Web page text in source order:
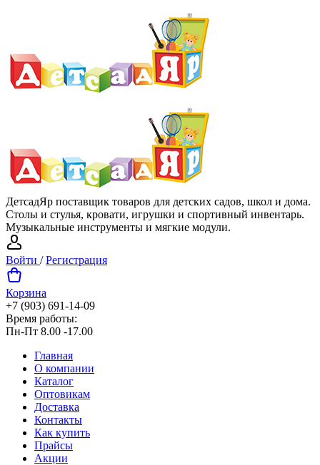
ДетсадЯр поставщик товаров для детских садов, школ и дома.
Столы и стулья, кровати, игрушки и спортивный инвентарь.
Музыкальные инструменты и мягкие модули.
Войти /Регистрация
Корзина
+7 (903) 691-14-09
Время работы:
Пн-Пт 8.00 -17.00
Главная
О компании
Каталог
Оптовикам
Доставка
Контакты
Как купить
Прайсы
Акции